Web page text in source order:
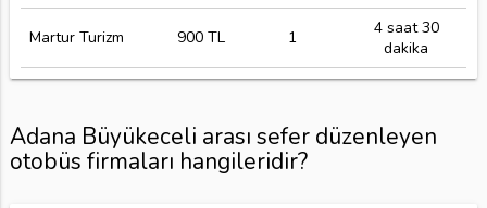
Martur Turizm 900 TL 1
4 saat 30
dakika
Adana Büyükeceli arası sefer düzenleyen
otobüs firmaları hangileridir?